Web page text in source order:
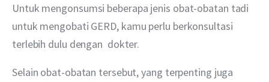
Untuk mengonsumsi beberapa jenis obat-obatan tadi
untuk mengobati GERD, kamu perlu berkonsultasi
terlebih dulu dengan  dokter.
Selain obat-obatan tersebut, yang terpenting juga